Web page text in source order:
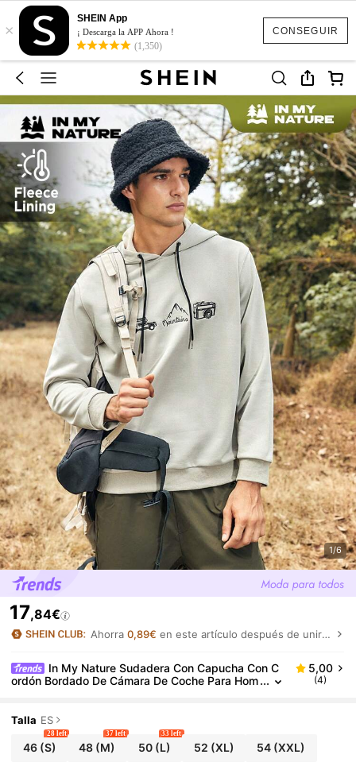
CONSEGUIR
×
SHEIN App
¡ Descarga la APP Ahora !
(1,350)
1/6
17,84€
Ahorra 0,89€ en este artículo después de unirte.
In My Nature Sudadera Con Capucha Con C
ordón Bordado De Cámara De Coche Para Hom
5,00
(4)
Talla ES
46(S)
28 left
48 (M)
37 left
50(L)
33 left
52 (XL) 54 (XXL)